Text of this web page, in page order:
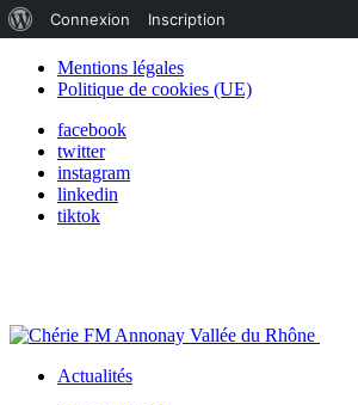
Mentions légales
Politique de cookies (UE)
facebook
twitter
instagram
linkedin
tiktok
Actualités
de
WordPress
Connexion Inscription